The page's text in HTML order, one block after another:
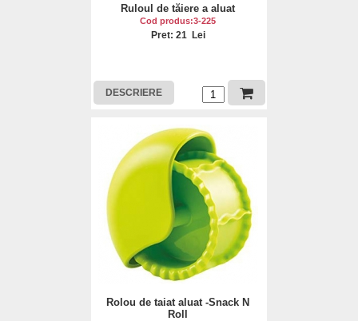
Ruloul de tăiere a aluat
Cod produs:3-225
Pret: 21 Lei
DESCRIERE
Rolou de taiat aluat -Snack N
Roll